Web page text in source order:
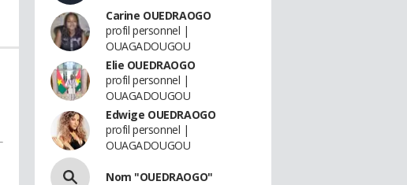
Carine OUEDRAOGO
profil personnel |
OUAGADOUGOU
Elie OUEDRAOGO
profil personnel |
OUAGADOUGOU
Edwige OUEDRAOGO
profil personnel |
OUAGADOUGOU
Nom "OUEDRAOGO"